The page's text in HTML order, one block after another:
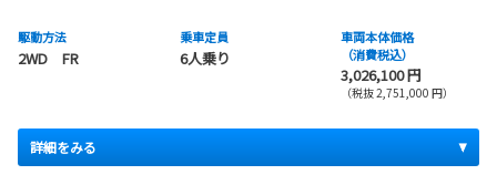
駆動方法
2WD FR
乗車定員
6人乗り
車両本体価格
（消費税込）
3,026,100 円
（税抜 2,751,000 円）
詳細をみる